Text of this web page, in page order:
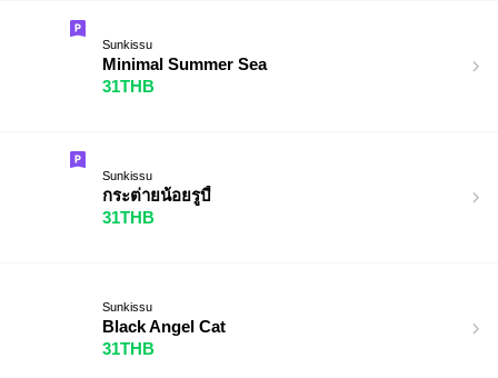
Sunkissu
Minimal Summer Sea
31THB
Sunkissu
กระต่ายน้อยรูบี้
31THB
Sunkissu
Black Angel Cat
31THB